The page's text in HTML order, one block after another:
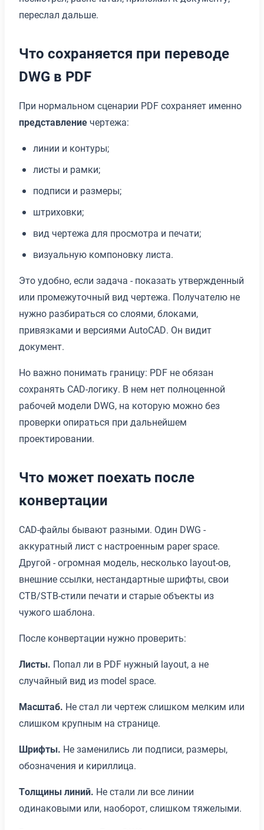
переслал дальше.
Что сохраняется при переводе
DWG в PDF
При нормальном сценарии PDF сохраняет именно
представлениечертежа:
линии и контуры;
листы и рамки;
подписи и размеры;
штриховки;
вид чертежа для просмотра и печати;
визуальную компоновку листа.
Это удобно, если задача - показать утвержденный
или промежуточный вид чертежа. Получателю не
нужно разбираться со слоями, блоками,
привязками и версиями AutoCAD. Он видит
документ.
Но важно понимать границу: PDF не обязан
сохранять CAD-логику. В нем нет полноценной
рабочей модели DWG, на которую можно без
проверки опираться при дальнейшем
проектировании.
Что может поехать после
конвертации
CAD-файлы бывают разными. Один DWG -
аккуратный лист с настроенным paper space.
Другой - огромная модель, несколько layout-ов,
внешние ссылки, нестандартные шрифты, свои
CTB/STB-стили печати и старые объекты из
чужого шаблона.
После конвертации нужно проверить:
Листы. Попал ли в PDF нужный layout, а не
случайный вид из model space.
Масштаб. Не стал ли чертеж слишком мелким или
слишком крупным на странице.
Шрифты. Не заменились ли подписи, размеры,
обозначения и кириллица.
Толщины линий. Не стали ли все линии
одинаковыми или, наоборот, слишком тяжелыми.